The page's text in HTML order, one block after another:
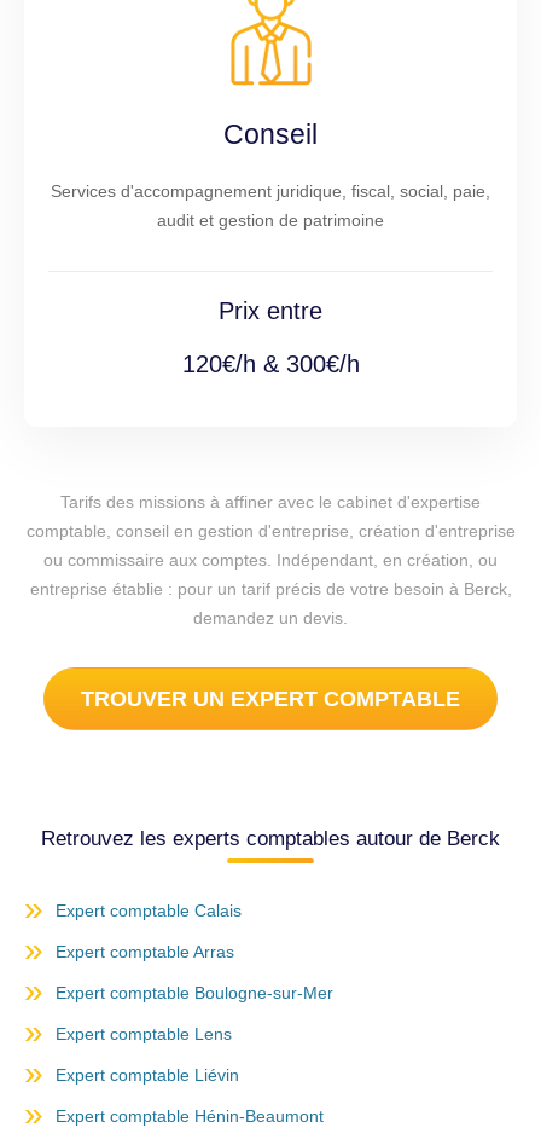
Conseil
Services d'accompagnement juridique, fiscal, social, paie,
audit et gestion de patrimoine
Prix entre
120€/h & 300€/h
Tarifs des missions à affiner avec le cabinet d'expertise
comptable, conseil en gestion d'entreprise, création d'entreprise
ou commissaire aux comptes. Indépendant, en création, ou
entreprise établie : pour un tarif précis de votre besoin à Berck,
demandez un devis.
TROUVER UN EXPERT COMPTABLE
Retrouvez les experts comptables autour de Berck
Expert comptable Calais
Expert comptable Arras
Expert comptable Boulogne-sur-Mer
Expert comptable Lens
Expert comptable Liévin
Expert comptable Hénin-Beaumont